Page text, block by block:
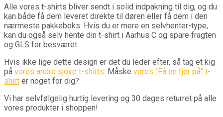
Alle vores t-shirts bliver sendt i solid indpakning til dig, og du
kan både få dem leveret direkte til døren eller få dem i den
nærmeste pakkeboks. Hvis du er mere en selvhenter-type,
kan du også selv hente din t-shirt i Aarhus C og spare fragten
og GLS for besværet.
Hvis ikke lige dette design er det du leder efter, så tag et kig
på vores andre sjove t-shirts. Måske vores “Få en fjer på” t-
shirt er noget for dig?
Vi har selvfølgelig hurtig levering og 30 dages returret på alle
vores produkter i shoppen!